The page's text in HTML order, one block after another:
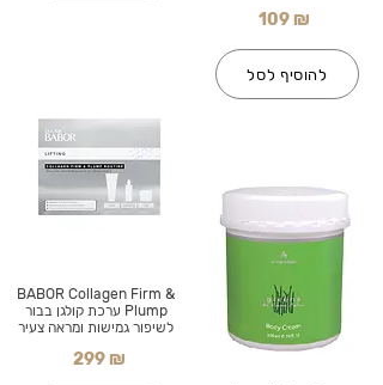
BABOR Collagen Firm &
Plump ערכת קולגן בבור
לשיפור גמישות ומראה צעיר
299 ₪
109 ₪
להוסיף לסל